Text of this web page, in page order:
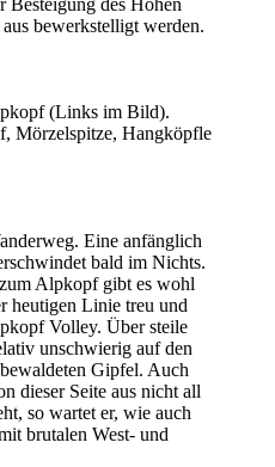
Besteigung des Hohen
bewerkstelligt werden.
(Links im Bild).
Mörzelspitze, Hangköpfle
Eine anfänglich
bald im Nichts.
Alpkopf gibt es wohl
heutigen Linie treu und
Volley. Über steile
unschwierig auf den
Gipfel. Auch
dieser Seite aus nicht all
so wartet er, wie auch
brutalen West- und